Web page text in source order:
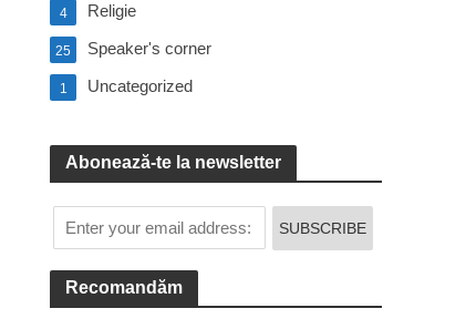
Religie
4
Speaker's corner
25
Uncategorized
1
Abonează-te la newsletter
Recomandăm